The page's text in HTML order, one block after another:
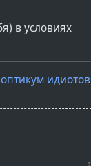
в условиях
идиотов